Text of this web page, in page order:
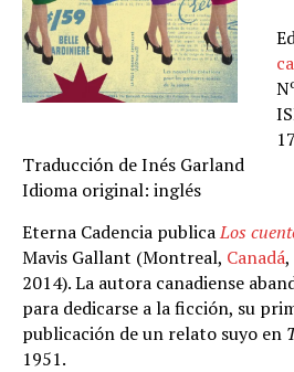
Traducción de Inés Garland
Idioma original: inglés
Eterna Cadencia publicaLos
Mavis Gallant (Montreal, Canadá
2014). La autora canadiense
para dedicarse a la ficción, su
publicación de un relato suyo en
1951.